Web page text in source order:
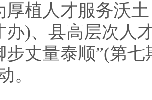
人才服务沃土
办)、县高层次人
步丈量泰顺”(第
。